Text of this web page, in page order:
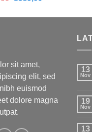
was:
is:
sit amet,
elit, sed
euismod
dolore magna
13
Nov
19
Nov
13